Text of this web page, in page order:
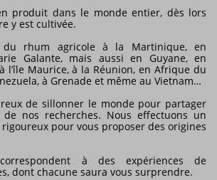
produit dans le monde entier, dès lors
y est cultivée.
rhum agricole à la Martinique, en
Galante, mais aussi en Guyane, en
l’île Maurice, à la Réunion, en Afrique du
à Grenade et même au Vietnam…
de sillonner le monde pour partager
nos recherches. Nous effectuons un
pour vous proposer des origines
à des expériences de
dont chacune saura vous surprendre.